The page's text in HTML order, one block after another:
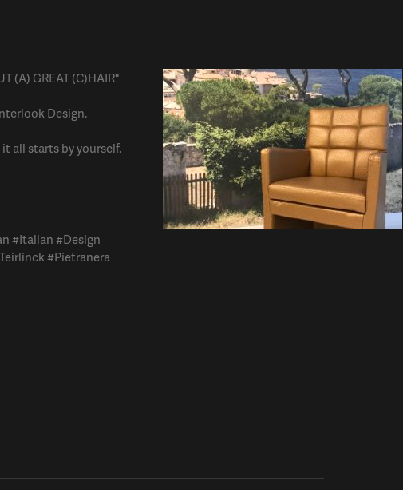
(A) GREAT (C)HAIR"
Design.
all starts by yourself.
#Italian #Design
#Pietranera